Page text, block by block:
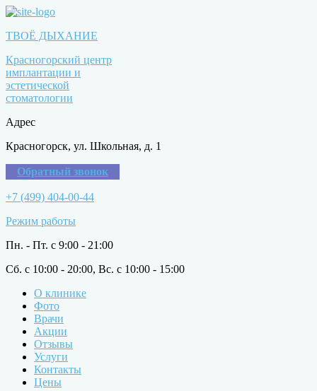
ТВОЁ ДЫХАНИЕ
Красногорский центр
имплантации и
эстетической
стоматологии
Адрес
Красногорск, ул. Школьная, д. 1
Обратный звонок
+7 (499) 404-00-44
Режим работы
Пн. - Пт. с 9:00 - 21:00
Сб. с 10:00 - 20:00, Вс. с 10:00 - 15:00
О клинике
Фото
Врачи
Акции
Отзывы
Услуги
Контакты
Цены